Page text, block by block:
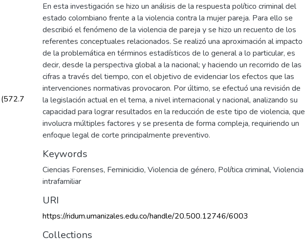
En esta investigación se hizo un análisis de la respuesta político criminal del
estado colombiano frente a la violencia contra la mujer pareja. Para ello se
describió el fenómeno de la violencia de pareja y se hizo un recuento de los
referentes conceptuales relacionados. Se realizó una aproximación al impacto
de la problemática en términos estadísticos de lo general a lo particular, es
decir, desde la perspectiva global a la nacional; y haciendo un recorrido de las
cifras a través del tiempo, con el objetivo de evidenciar los efectos que las
intervenciones normativas provocaron. Por último, se efectuó una revisión de
la legislación actual en el tema, a nivel internacional y nacional, analizando su
capacidad para lograr resultados en la reducción de este tipo de violencia, que
involucra múltiples factores y se presenta de forma compleja, requiriendo un
enfoque legal de corte principalmente preventivo.
Keywords
Ciencias Forenses, Feminicidio, Violencia de género, Política criminal, Violencia
intrafamiliar
URI
https://ridum.umanizales.edu.co/handle/20.500.12746/6003
Collections